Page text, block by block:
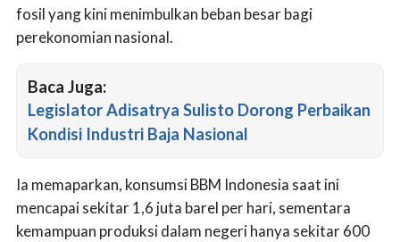
fosil yang kini menimbulkan beban besar bagi
perekonomian nasional.
Baca Juga:
Legislator Adisatrya Sulisto Dorong Perbaikan
Kondisi Industri Baja Nasional
Ia memaparkan, konsumsi BBM Indonesia saat ini
mencapai sekitar 1,6 juta barel per hari, sementara
kemampuan produksi dalam negeri hanya sekitar 600